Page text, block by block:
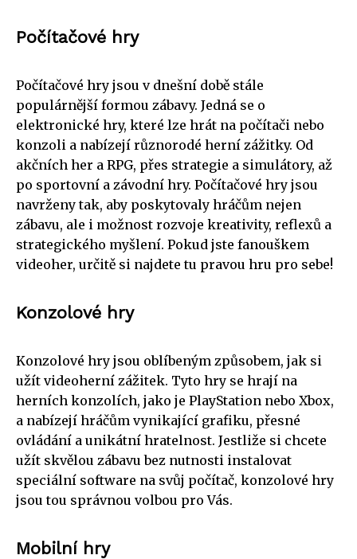
Počítačové hry
Počítačové hry jsou v dnešní době stále
populárnější formou zábavy. Jedná se o
elektronické hry, které lze hrát na počítači nebo
konzoli a nabízejí různorodé herní zážitky. Od
akčních her a RPG, přes strategie a simulátory, až
po sportovní a závodní hry. Počítačové hry jsou
navrženy tak, aby poskytovaly hráčům nejen
zábavu, ale i možnost rozvoje kreativity, reflexů a
strategického myšlení. Pokud jste fanouškem
videoher, určitě si najdete tu pravou hru pro sebe!
Konzolové hry
Konzolové hry jsou oblíbeným způsobem, jak si
užít videoherní zážitek. Tyto hry se hrají na
herních konzolích, jako je PlayStation nebo Xbox,
a nabízejí hráčům vynikající grafiku, přesné
ovládání a unikátní hratelnost. Jestliže si chcete
užít skvělou zábavu bez nutnosti instalovat
speciální software na svůj počítač, konzolové hry
jsou tou správnou volbou pro Vás.
Mobilní hry